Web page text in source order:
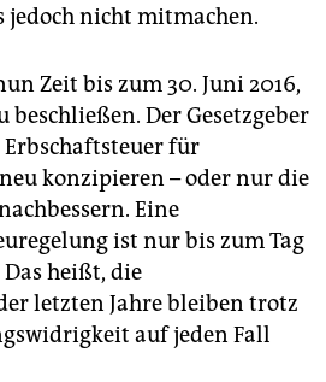
jedoch nicht mitmachen.
Zeit bis zum 30. Juni 2016,
beschließen. Der Gesetzgeber
für
konzipieren – oder nur die
Eine
ist nur bis zum Tag
heißt, die
letzten Jahre bleiben trotz
auf jeden Fall